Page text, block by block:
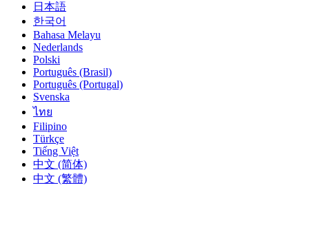
日本語
한국어
Bahasa Melayu
Nederlands
Polski
Português (Brasil)
Português (Portugal)
Svenska
ไทย
Filipino
Türkçe
Tiếng Việt
中文 (简体)
中文 (繁體)